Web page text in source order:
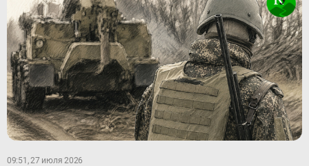
09:51, 27 июля 2026